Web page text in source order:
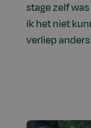
stage zelf
ik het niet
verliep